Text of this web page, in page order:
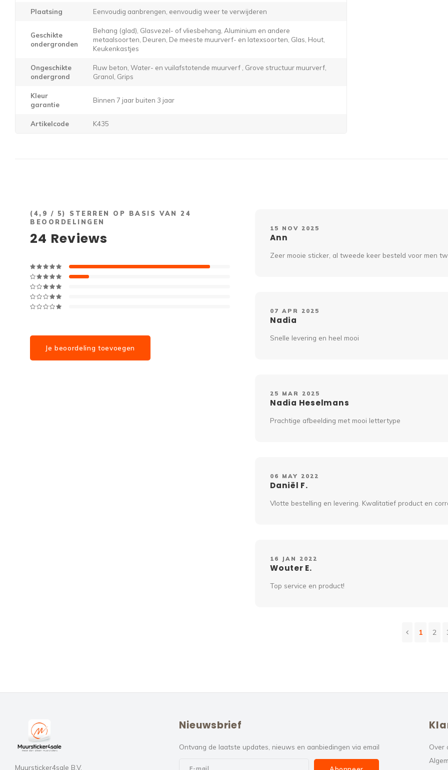
Plaatsing Eenvoudig aanbrengen, eenvoudig weer te verwijderen
Geschikte
ondergronden
Behang (glad), Glasvezel- of vliesbehang, Aluminium en andere
metaalsoorten, Deuren, De meeste muurverf- en latexsoorten, Glas, Hout,
Keukenkastjes
Ongeschikte
ondergrond
Ruw beton, Water- en vuilafstotende muurverf , Grove structuur muurverf,
Granol, Grips
Kleur
garantie
Binnen 7 jaar buiten 3 jaar
Artikelcode K435
(4,9 / 5) STERREN OP BASIS VAN 24
BEOORDELINGEN
24 Reviews
Je beoordeling toevoegen
15 NOV 2025
Ann
Zeer mooie sticker, al tweede keer besteld voor men
07 APR 2025
Nadia
Snelle levering en heel mooi
25 MAR 2025
Nadia Heselmans
Prachtige afbeelding met mooi lettertype
06 MAY 2022
Daniël F.
Vlotte bestelling en levering. Kwalitatief product en
16 JAN 2022
Wouter E.
Top service en product!
1 2
Muursticker4sale B.V.
Nieuwsbrief
Ontvang de laatste updates, nieuws en aanbiedingen via email
Over